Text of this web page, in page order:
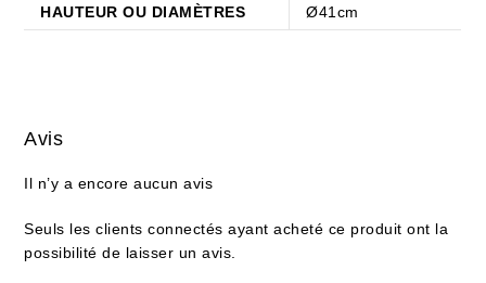
HAUTEUR OU DIAMÈTRES Ø41cm
Avis
Il n’y a encore aucun avis
Seuls les clients connectés ayant acheté ce produit ont la
possibilité de laisser un avis.